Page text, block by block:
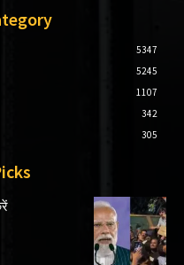
5347
5245
1107
342
305